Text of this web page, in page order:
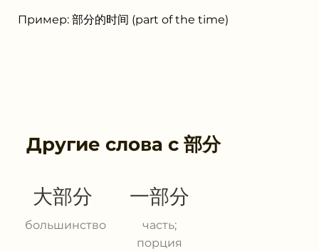
Пример: 部分的时间 (part of the time)
Другие слова с 部分
大部分
большинство
一部分
часть;
порция